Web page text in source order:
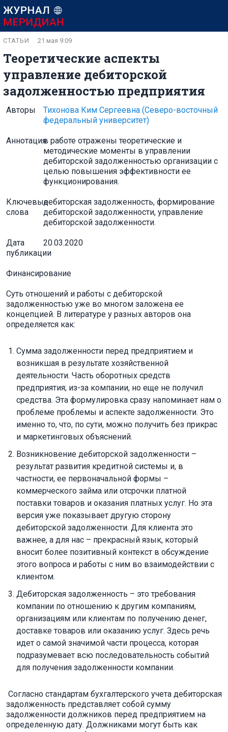
Теоретические аспекты
управление дебиторской
задолженностью предприятия
СТАТЬИ 21 мая 9:09
Авторы Тихонова Ким Сергеевна (Северо-восточный
федеральный университет)
Аннотацияв работе отражены теоретические и
методические моменты в управлении
дебиторской задолженностью организации с
целью повышения эффективности ее
функционирования.
Ключевые
слова
дебиторская задолженность, формирование
дебиторской задолженности, управление
дебиторской задолженности.
Дата
публикации
20.03.2020
Финансирование
Суть отношений и работы с дебиторской
задолженностью уже во многом заложена ее
концепцией. В литературе у разных авторов она
определяется как:
Сумма задолженности перед предприятием и
возникшая в результате хозяйственной
деятельности. Часть оборотных средств
предприятия; из-за компании, но еще не получил
средства. Эта формулировка сразу напоминает нам о
проблеме проблемы и аспекте задолженности. Это
именно то, что, по сути, можно получить без прикрас
и маркетинговых объяснений.
Возникновение дебиторской задолженности –
результат развития кредитной системы и, в
частности, ее первоначальной формы –
коммерческого займа или отсрочки платной
поставки товаров и оказания платных услуг. Но эта
версия уже показывает другую сторону
дебиторской задолженности. Для клиента это
важнее, а для нас – прекрасный язык, который
вносит более позитивный контекст в обсуждение
этого вопроса и работы с ним во взаимодействии с
клиентом.
Дебиторская задолженность – это требования
компании по отношению к другим компаниям,
организациям или клиентам по получению денег,
доставке товаров или оказанию услуг. Здесь речь
идет о самой значимой части процесса, которая
подразумевает всю последовательность событий
для получения задолженности компании.
Согласно стандартам бухгалтерского учета дебиторская
задолженность представляет собой сумму
задолженности должников перед предприятием на
определенную дату. Должниками могут быть как